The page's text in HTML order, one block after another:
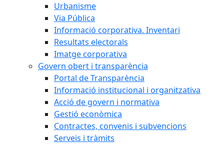
Urbanisme
Via Pública
Informació corporativa. Inventari
Resultats electorals
Imatge corporativa
Govern obert i transparència
Portal de Transparència
Informació institucional i organitzativa
Acció de govern i normativa
Gestió econòmica
Contractes, convenis i subvencions
Serveis i tràmits